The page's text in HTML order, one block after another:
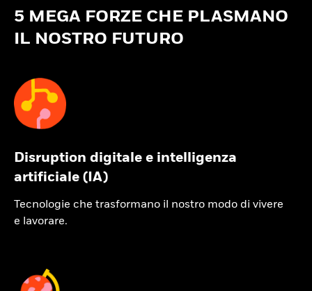
5 MEGA FORZE CHE PLASMANO
IL NOSTRO FUTURO
Disruption digitale e intelligenza
artificiale (IA)
Tecnologie che trasformano il nostro modo di vivere
e lavorare.